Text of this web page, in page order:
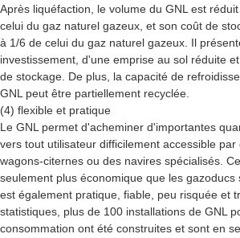
Après liquéfaction, le volume du GNL est
celui du gaz naturel gazeux, et son coût de
à 1/6 de celui du gaz naturel gazeux. Il
investissement, d'une emprise au sol réduite
de stockage. De plus, la capacité de
GNL peut être partiellement recyclée.
(4) flexible et pratique
Le GNL permet d'acheminer d'importantes
vers tout utilisateur difficilement accessible
wagons-citernes ou des navires spécialisés.
seulement plus économique que les gazoducs
est également pratique, fiable, peu risquée et
statistiques, plus de 100 installations de GNL
consommation ont été construites et sont en